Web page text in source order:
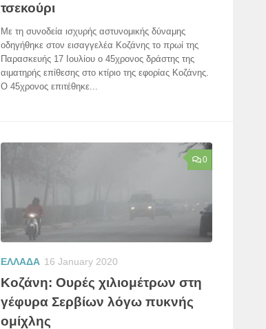
τσεκούρι
Με τη συνοδεία ισχυρής αστυνομικής δύναμης
οδηγήθηκε στον εισαγγελέα Κοζάνης το πρωί της
Παρασκευής 17 Ιουλίου ο 45χρονος δράστης της
αιματηρής επίθεσης στο κτίριο της εφορίας Κοζάνης.
Ο 45χρονος επιτέθηκε...
0
ΕΛΛΑΔΑ 16 January 2020
Κοζάνη: Ουρές χιλιομέτρων στη
γέφυρα Σερβίων λόγω πυκνής
ομίχλης